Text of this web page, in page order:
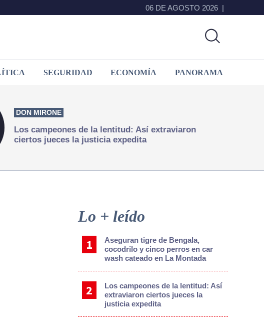
06 DE AGOSTO 2026
SEGURIDAD ECONOMÍA PANORAMA
DON MIRONE
Los campeones de la lentitud: Así extraviaron
ciertos jueces la justicia expedita
Sidebar
Lo + leído
Aseguran tigre de Bengala,
cocodrilo y cinco perros en car
wash cateado en La Montada
Los campeones de la lentitud: Así
extraviaron ciertos jueces la
justicia expedita